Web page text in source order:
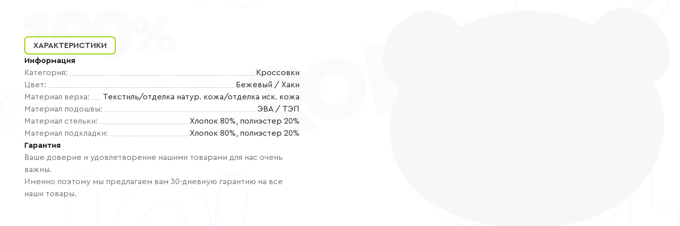
ХАРАКТЕРИСТИКИ
Информация
Категория:
Кроссовки
Цвет:
Бежевый / Хаки
Материал верха:
Текстиль/отделка натур. кожа/отделка иск. кожа
Материал подошвы:
ЭВА / ТЭП
Материал стельки:
Хлопок 80%, полиэстер 20%
Материал подкладки:
Хлопок 80%, полиэстер 20%
Гарантия
Ваше доверие и удовлетворение нашими товарами для нас очень
важны.
Именно поэтому мы предлагаем вам 30-дневную гарантию на все
наши товары.